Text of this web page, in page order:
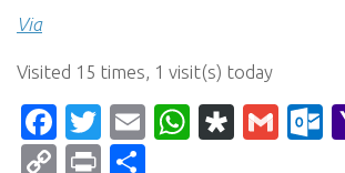
Via
Visited 15 times, 1 visit(s) today
Facebook
Twitter
Email
CopyPrint